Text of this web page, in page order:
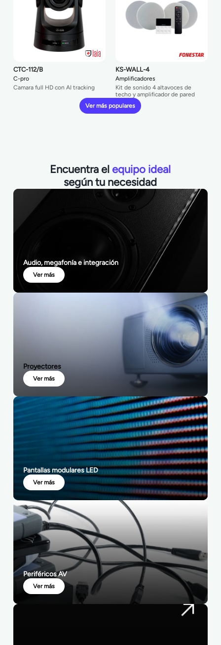
CTC-112/B
C-pro
Camara full HD con AI tracking
KS-WALL-4
Amplificadores
Kit de sonido 4 altavoces de
techo y amplificador de pared
Ver más populares
Encuentra el equipo ideal
según tu necesidad
Audio, megafonía e integración
Ver más
Proyectores
Ver más
Pantallas modulares LED
Ver más
Periféricos AV
Ver más